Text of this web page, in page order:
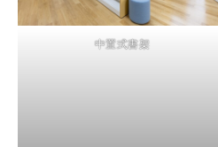
中置式書架